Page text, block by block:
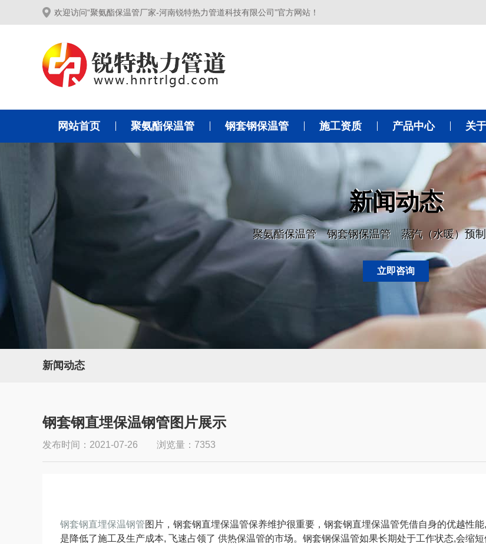
欢迎访问“聚氨酯保温管厂家-河南锐特热力管道科技有限公司”官方网站！
网站首页 聚氨酯保温管 钢套钢保温管 施工资质 产品中心 关
新闻动态
聚氨酯保温管 钢套钢保温管 蒸汽（水暖）预
立即咨询
新闻动态
钢套钢直埋保温钢管图片展示
发布时间：2021-07-26 浏览量：7353
钢套钢直埋保温钢管图片， 钢套钢直埋保温管保养维护很重要，钢套钢直埋保温管凭借自身的优越性
是降低了施工及生产成本, 飞速占领了 供热保温管的市场。钢套钢保温管如果长期处于工作状态,会缩